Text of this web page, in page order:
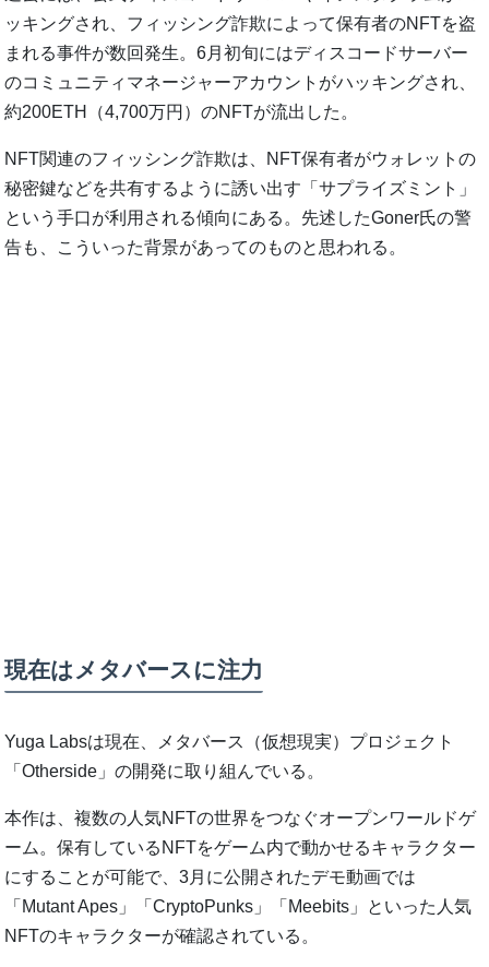
ッキングされ、フィッシング詐欺によって保有者のNFTを盗
まれる事件が数回発生。6月初旬にはディスコードサーバー
のコミュニティマネージャーアカウントがハッキングされ、
約200ETH（4,700万円）のNFTが流出した。
NFT関連のフィッシング詐欺は、NFT保有者がウォレットの
秘密鍵などを共有するように誘い出す「サプライズミント」
という手口が利用される傾向にある。先述したGoner氏の警
告も、こういった背景があってのものと思われる。
現在はメタバースに注力
Yuga Labsは現在、メタバース（仮想現実）プロジェクト
「Otherside」の開発に取り組んでいる。
本作は、複数の人気NFTの世界をつなぐオープンワールドゲ
ーム。保有しているNFTをゲーム内で動かせるキャラクター
にすることが可能で、3月に公開されたデモ動画では
「Mutant Apes」「CryptoPunks」「Meebits」といった人気
NFTのキャラクターが確認されている。